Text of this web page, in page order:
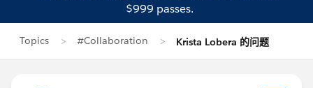
$999 passes.
Topics #Collaboration Krista Lobera 的问题